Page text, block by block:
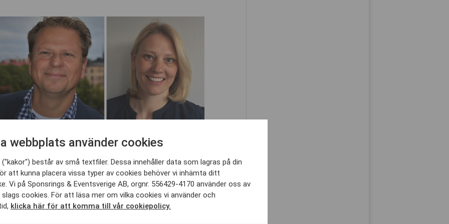
UNICEF har redan gjort otalt av insatser världen runt under
vana vid att de rika länderna drabbas svårt. Detta medför ett helt
arbetet med exempelvis företagsinsamling.
viktiga för oss har idag stora problem själva. Klädbutiker går
och hotellrummen gapar tomma. Att då tro att dessa företag
UNICEF likt tidigare nivåer är naivt. Det krävs en stor portion
när vi nu tar en dialog med dessa företag. Vi kan
webbplats använder cookies
består av små textfiler. Dessa innehåller data som lagras på din
att kunna placera vissa typer av cookies behöver vi inhämta ditt
Vi på Sponsrings & Eventsverige AB, orgnr. 556429-4170 använder oss av
cookies. För att läsa mer om vilka cookies vi använder och
klicka här för att komma till vår cookiepolicy.